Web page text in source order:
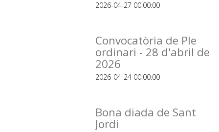
2026-04-27 00:00:00
Convocatòria de Ple
ordinari - 28 d'abril de
2026
2026-04-24 00:00:00
Bona diada de Sant
Jordi